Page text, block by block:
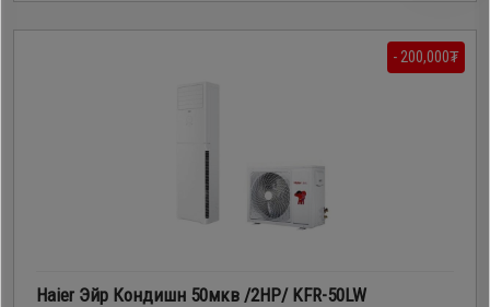
- 200,000₮
Haier Эйр Кондишн 50мкв /2HP/ KFR-50LW